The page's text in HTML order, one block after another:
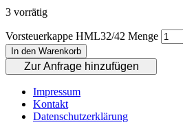
3 vorrätig
Vorsteuerkappe HML32/42 Menge
In den Warenkorb
Zur Anfrage hinzufügen
Impressum
Kontakt
Datenschutzerklärung